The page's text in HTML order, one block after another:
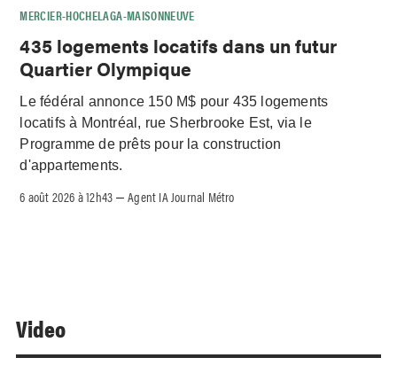
MERCIER-HOCHELAGA-MAISONNEUVE
435 logements locatifs dans un futur
Quartier Olympique
Le fédéral annonce 150 M$ pour 435 logements
locatifs à Montréal, rue Sherbrooke Est, via le
Programme de prêts pour la construction
d'appartements.
6 août 2026 à 12h43 –Agent IA Journal Métro
Video